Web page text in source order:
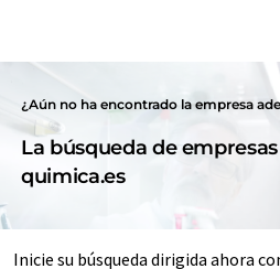
¿Aún no ha encontrado la empresa
La búsqueda de
quimica.es
Inicie su búsqueda dirigida ahora